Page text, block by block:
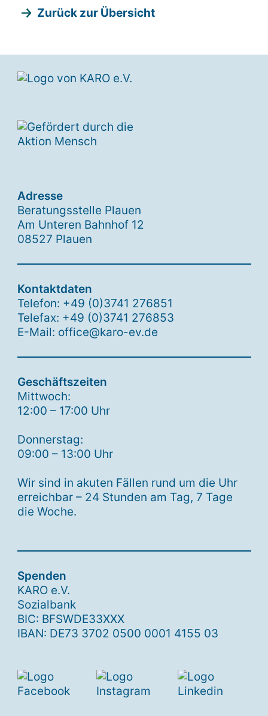
Zurück zur Übersicht
Adresse
Beratungsstelle Plauen
Am Unteren Bahnhof 12
08527 Plauen
Kontaktdaten
Telefon: +49 (0)3741 276851
Telefax: +49 (0)3741 276853
E-Mail: office@karo-ev.de
Geschäftszeiten
Mittwoch:
12:00 – 17:00 Uhr
Donnerstag:
09:00 – 13:00 Uhr
Wir sind in akuten Fällen rund um die Uhr
erreichbar – 24 Stunden am Tag, 7 Tage
die Woche.
Spenden
KARO e.V.
Sozialbank
BIC: BFSWDE33XXX
IBAN: DE73 3702 0500 0001 4155 03